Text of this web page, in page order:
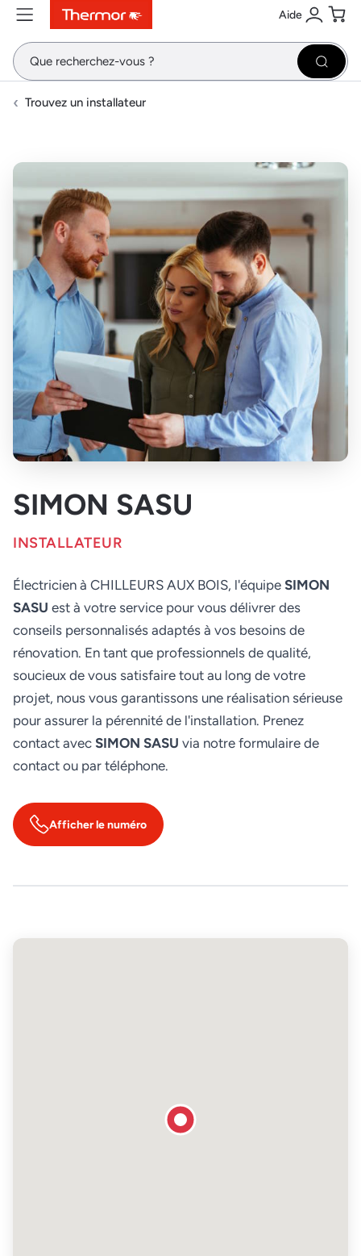
ContenuMenuRecherche Aide
Se
Trouvez un installateur
SIMON SASU
INSTALLATEUR
Électricien à CHILLEURS AUX BOIS, l'équipe SIMON
SASU est à votre service pour vous délivrer des
conseils personnalisés adaptés à vos besoins de
rénovation. En tant que professionnels de qualité,
soucieux de vous satisfaire tout au long de votre
projet, nous vous garantissons une réalisation sérieuse
pour assurer la pérennité de l'installation. Prenez
contact avec SIMON SASU via notre formulaire de
contact ou par téléphone.
Afficher le numéro